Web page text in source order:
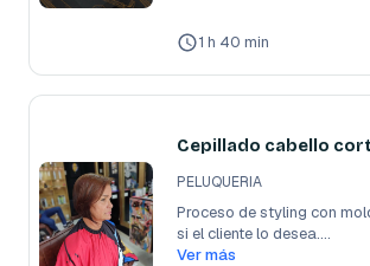
1 h 40 min
Cepillado cabello
PELUQUERIA
Proceso de styling con
si el cliente lo desea.
Este servicio
Ver más